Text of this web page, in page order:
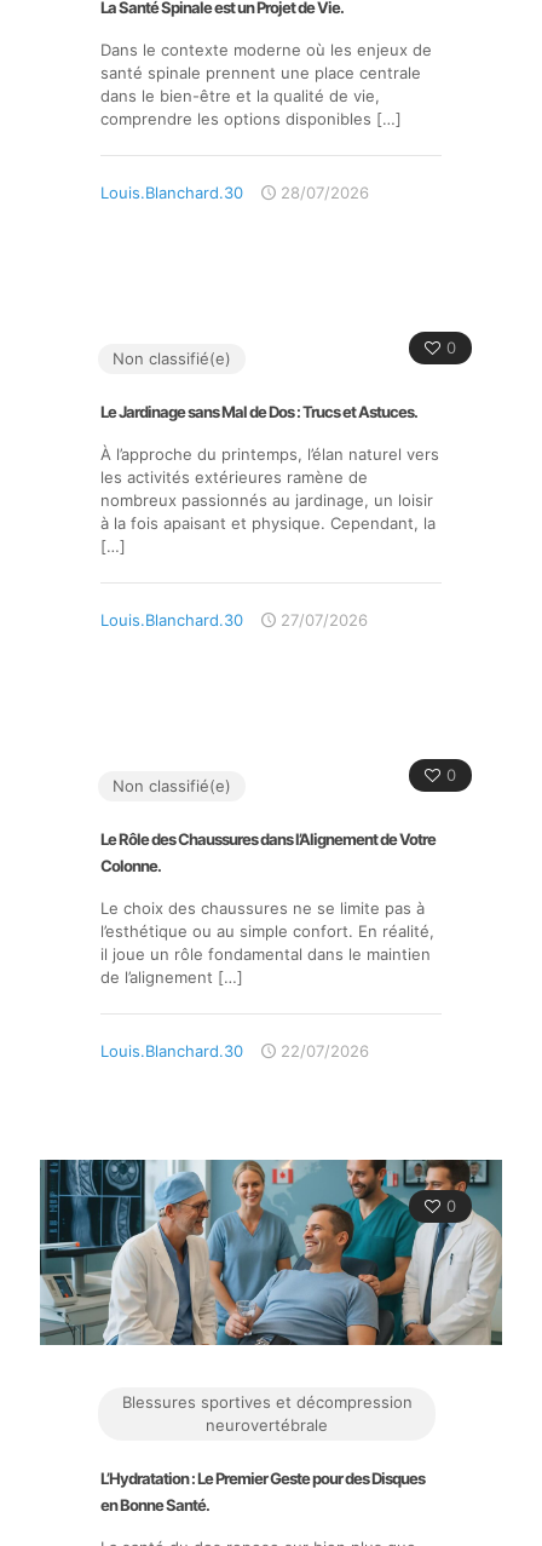
La Santé Spinale est un Projet de Vie.
Dans le contexte moderne où les enjeux de
santé spinale prennent une place centrale
dans le bien-être et la qualité de vie,
comprendre les options disponibles […]
Louis.Blanchard.30 28/07/2026
0
Non classifié(e)
Le Jardinage sans Mal de Dos : Trucs et Astuces.
À l’approche du printemps, l’élan naturel vers
les activités extérieures ramène de
nombreux passionnés au jardinage, un loisir
à la fois apaisant et physique. Cependant, la
[…]
Louis.Blanchard.30 27/07/2026
0
Non classifié(e)
Le Rôle des Chaussures dans l’Alignement de Votre
Colonne.
Le choix des chaussures ne se limite pas à
l’esthétique ou au simple confort. En réalité,
il joue un rôle fondamental dans le maintien
de l’alignement […]
Louis.Blanchard.30 22/07/2026
0
Blessures sportives et décompression
neurovertébrale
L’Hydratation : Le Premier Geste pour des Disques
en Bonne Santé.